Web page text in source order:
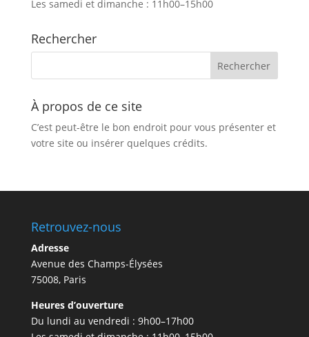
Les samedi et dimanche : 11h00–15h00
Rechercher
À propos de ce site
C’est peut-être le bon endroit pour vous présenter et
votre site ou insérer quelques crédits.
Retrouvez-nous
Adresse
Avenue des Champs-Élysées
75008, Paris
Heures d’ouverture
Du lundi au vendredi : 9h00–17h00